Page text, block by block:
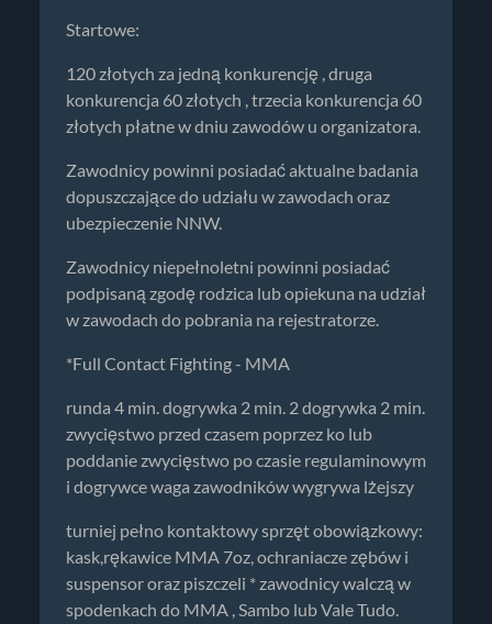
Startowe:
120 złotych za jedną konkurencję , druga
konkurencja 60 złotych , trzecia konkurencja 60
złotych płatne w dniu zawodów u organizatora.
Zawodnicy powinni posiadać aktualne badania
dopuszczające do udziału w zawodach oraz
ubezpieczenie NNW.
Zawodnicy niepełnoletni powinni posiadać
podpisaną zgodę rodzica lub opiekuna na udział
w zawodach do pobrania na rejestratorze.
*Full Contact Fighting - MMA
runda 4 min. dogrywka 2 min. 2 dogrywka 2 min.
zwycięstwo przed czasem poprzez ko lub
poddanie zwycięstwo po czasie regulaminowym
i dogrywce waga zawodników wygrywa lżejszy
turniej pełno kontaktowy sprzęt obowiązkowy:
kask,rękawice MMA 7oz, ochraniacze zębów i
suspensor oraz piszczeli * zawodnicy walczą w
spodenkach do MMA , Sambo lub Vale Tudo.